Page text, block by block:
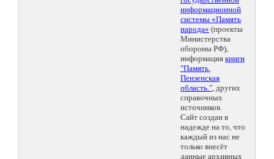
информационной
системы «Память
народа» (проекты
Министерства
обороны РФ),
информация книги
"Память.
Пензенская
область.", других
справочных
источников.
Сайт создан в
надежде на то, что
каждый из нас не
только внесёт
данные архивных